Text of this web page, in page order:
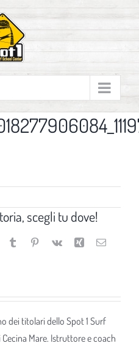
scegli tu dove!
TumblrPinterest
Vk Xing Email
dei titolari dello Spot 1 Surf
Mare. Istruttore e coach